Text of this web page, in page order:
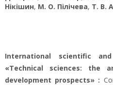
Нікішин, М. О. Пілічева, Т. В.
International scientific
«Technical sciences: the
development prospects» :